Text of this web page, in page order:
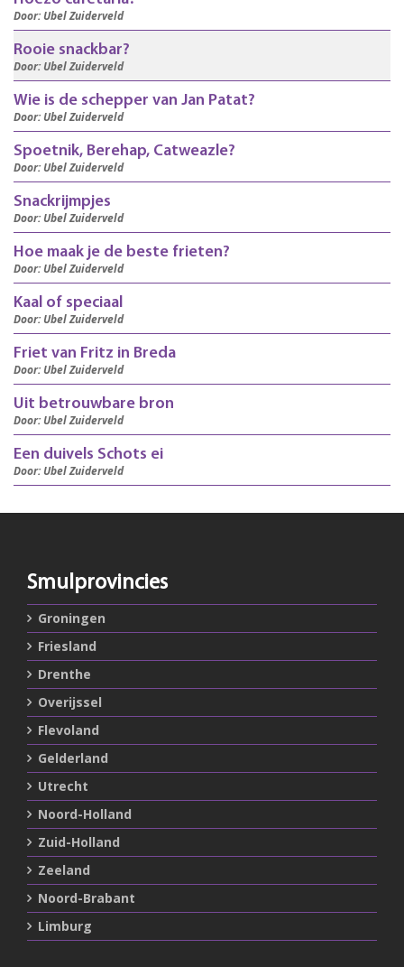
Door: Ubel Zuiderveld
Rooie snackbar?
Door: Ubel Zuiderveld
Wie is de schepper van Jan Patat?
Door: Ubel Zuiderveld
Spoetnik, Berehap, Catweazle?
Door: Ubel Zuiderveld
Snackrijmpjes
Door: Ubel Zuiderveld
Hoe maak je de beste frieten?
Door: Ubel Zuiderveld
Kaal of speciaal
Door: Ubel Zuiderveld
Friet van Fritz in Breda
Door: Ubel Zuiderveld
Uit betrouwbare bron
Door: Ubel Zuiderveld
Een duivels Schots ei
Door: Ubel Zuiderveld
Smulprovincies
Groningen
Friesland
Drenthe
Overijssel
Flevoland
Gelderland
Utrecht
Noord-Holland
Zuid-Holland
Zeeland
Noord-Brabant
Limburg